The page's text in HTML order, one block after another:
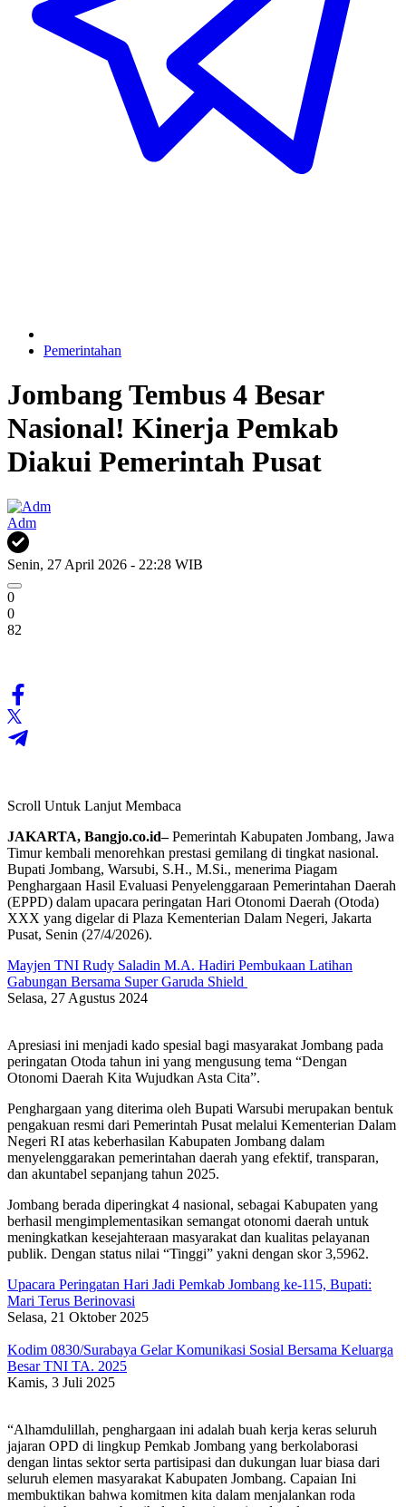
Pemerintahan
Jombang Tembus 4 Besar
Nasional! Kinerja Pemkab
Diakui Pemerintah Pusat
Adm
Senin, 27 April 2026 - 22:28 WIB
0
0
82
Scroll Untuk Lanjut Membaca
JAKARTA, Bangjo.co.id–Pemerintah Kabupaten Jombang, Jawa
Timur kembali menorehkan prestasi gemilang di tingkat nasional.
Bupati Jombang, Warsubi, S.H., M.Si., menerima Piagam
Penghargaan Hasil Evaluasi Penyelenggaraan Pemerintahan Daerah
(EPPD) dalam upacara peringatan Hari Otonomi Daerah (Otoda)
XXX yang digelar di Plaza Kementerian Dalam Negeri, Jakarta
Pusat, Senin (27/4/2026).
Mayjen TNI Rudy Saladin M.A. Hadiri Pembukaan Latihan
Gabungan Bersama Super Garuda Shield
Selasa, 27 Agustus 2024
Apresiasi ini menjadi kado spesial bagi masyarakat Jombang pada
peringatan Otoda tahun ini yang mengusung tema “Dengan
Otonomi Daerah Kita Wujudkan Asta Cita”.
Penghargaan yang diterima oleh Bupati Warsubi merupakan bentuk
pengakuan resmi dari Pemerintah Pusat melalui Kementerian Dalam
Negeri RI atas keberhasilan Kabupaten Jombang dalam
menyelenggarakan pemerintahan daerah yang efektif, transparan,
dan akuntabel sepanjang tahun 2025.
Jombang berada diperingkat 4 nasional, sebagai Kabupaten yang
berhasil mengimplementasikan semangat otonomi daerah untuk
meningkatkan kesejahteraan masyarakat dan kualitas pelayanan
publik. Dengan status nilai “Tinggi” yakni dengan skor 3,5962.
Upacara Peringatan Hari Jadi Pemkab Jombang ke-115, Bupati:
Mari Terus Berinovasi
Selasa, 21 Oktober 2025
Kodim 0830/Surabaya Gelar Komunikasi Sosial Bersama Keluarga
Besar TNI TA. 2025
Kamis, 3 Juli 2025
“Alhamdulillah, penghargaan ini adalah buah kerja keras seluruh
jajaran OPD di lingkup Pemkab Jombang yang berkolaborasi
dengan lintas sektor serta partisipasi dan dukungan luar biasa dari
seluruh elemen masyarakat Kabupaten Jombang. Capaian Ini
membuktikan bahwa komitmen kita dalam menjalankan roda